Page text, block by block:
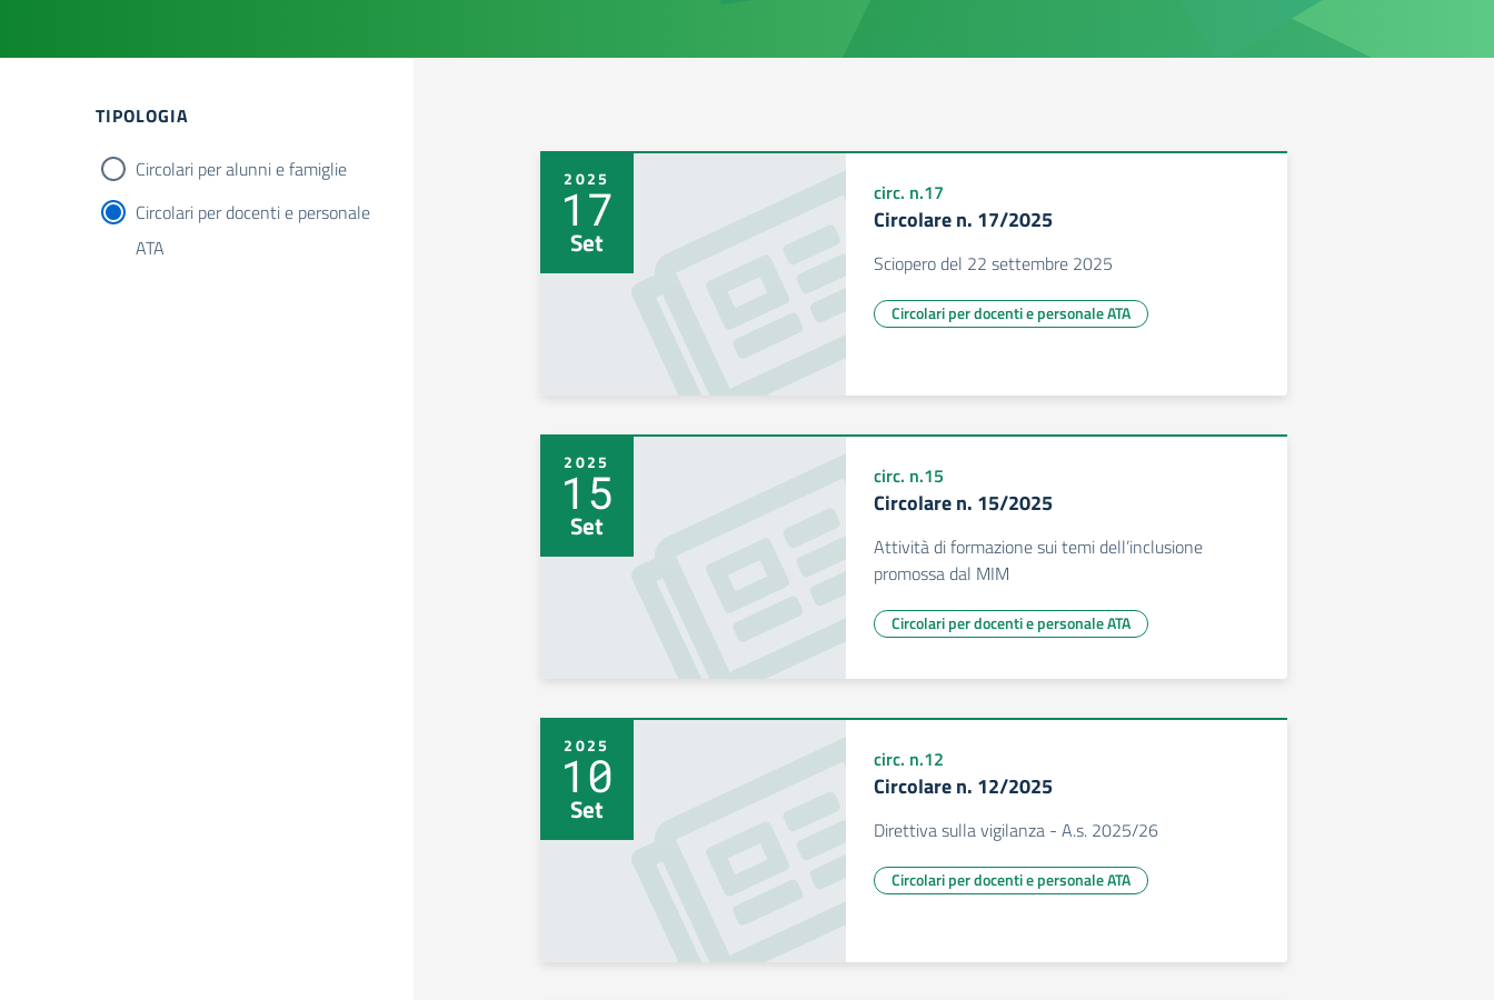
Filtri
TIPOLOGIA
Circolari per alunni e famiglie
Circolari per docenti e personale
ATA
2025
17
Set
circ. n.17
Circolare n. 17/2025
Sciopero del 22 settembre 2025
Circolari per docenti e personale ATA
2025
15
Set
circ. n.15
Circolare n. 15/2025
Attività di formazione sui temi dell’inclusione
promossa dal MIM
Circolari per docenti e personale ATA
2025
10
Set
circ. n.12
Circolare n. 12/2025
Direttiva sulla vigilanza - A.s. 2025/26
Circolari per docenti e personale ATA